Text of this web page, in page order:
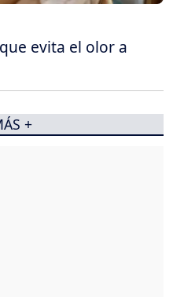
evita el olor a
+